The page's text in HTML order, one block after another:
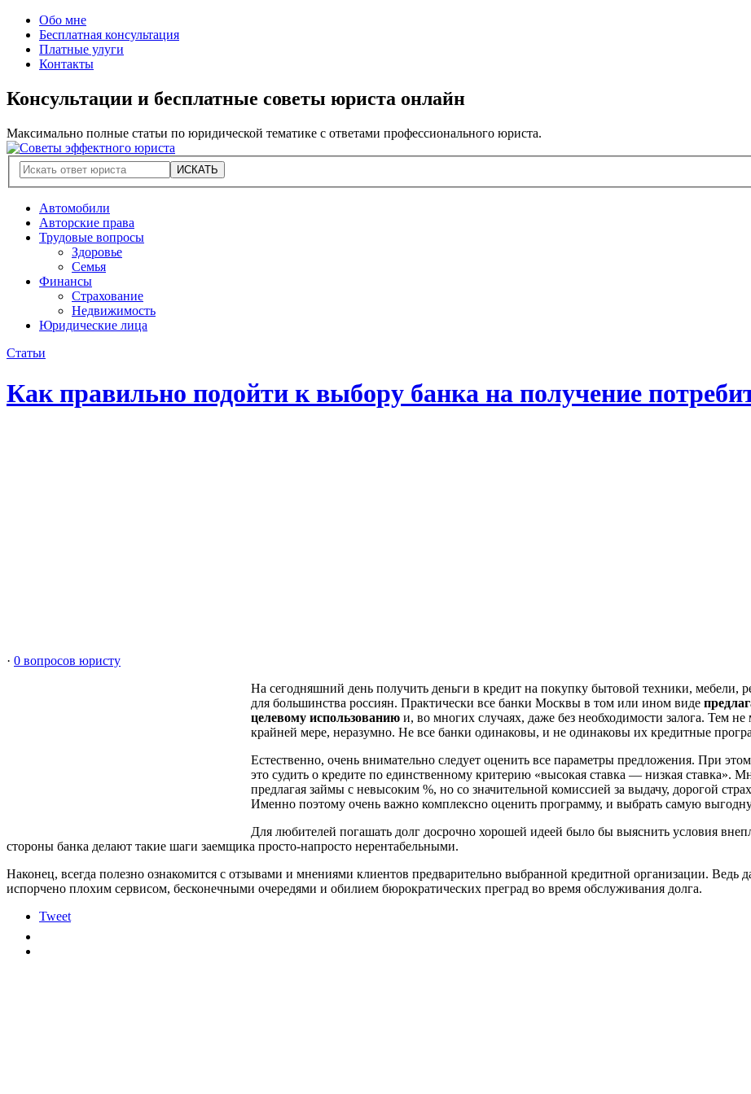
Обо мне
Бесплатная консультация
Платные улуги
Контакты
Консультации и бесплатные советы юриста онлайн
Максимально полные статьи по юридической тематике с ответами профессионального юриста.
Автомобили
Авторские права
Трудовые вопросы
Здоровье
Семья
Финансы
Страхование
Недвижимость
Юридические лица
Статьи
Как правильно подойти к выбору банка на получение
· 0 вопросов юристу
На сегодняшний день получить деньги в кредит на покупку бытовой техники, мебели,
для большинства россиян. Практически все банки Москвы в том или ином виде
целевому использованию и, во многих случаях, даже без необходимости залога. Тем
крайней мере, неразумно. Не все банки одинаковы, и не одинаковы их кредитные
Естественно, очень внимательно следует оценить все параметры предложения. При
это судить о кредите по единственному критерию «высокая ставка — низкая ставка».
предлагая займы с невысоким %, но со значительной комиссией за выдачу, дорогой
Именно поэтому очень важно комплексно оценить программу, и выбрать самую
Для любителей погашать долг досрочно хорошей идеей было бы выяснить условия
стороны банка делают такие шаги заемщика просто-напросто нерентабельными.
Наконец, всегда полезно ознакомится с отзывами и мнениями клиентов предварительно выбранной кредитной организации. Ведь
испорчено плохим сервисом, бесконечными очередями и обилием бюрократических преград во время обслуживания долга.
Tweet